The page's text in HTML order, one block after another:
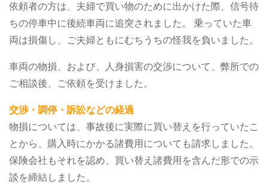
依頼者の方は、夫婦で買い物のために出かけた際、信号待
ちの停車中に後続車両に追突されました。
乗っていた車
両は損傷し、ご夫婦ともにむちうちの怪我を負いました。
車両の物損、および、人身損害の交渉について、弊所での
ご相談後、ご依頼を受けました。
交渉・調停・訴訟などの経過
物損については、事故後に実際に買い替えを行っていたこ
とから、購入時にかかる諸費用についても請求しました。
保険会社もそれを認め、買い替え諸費用を含んだ形での示
談を締結しました。